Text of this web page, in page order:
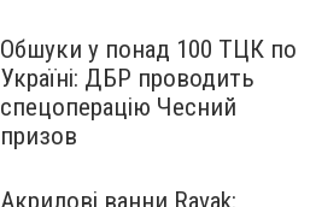
Обшуки у понад 100 ТЦК по
Україні: ДБР проводить
спецоперацію Чесний
призов
Акрилові ванни Ravak: